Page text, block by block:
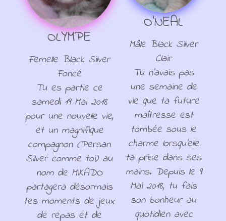
OLYMPE
Femelle Black Silver
Foncé
Tu es partie ce
samedi 19 Mai 2018
pour une nouvelle vie,
et un magnifique
compagnon (Persan
Silver comme toi) au
nom de MIKADO
partagera désormais
tes moments de jeux
de repas et de
O'NEAL
Mâle Black Silver
Clair
Tu n'avais pas
une semaine de
vie que ta future
maîtresse est
tombée sous le
charme lorsqu'elle
ta prise dans ses
mains. Depuis le 9
Mai 2018, tu fais
son bonheur au
quotidien avec